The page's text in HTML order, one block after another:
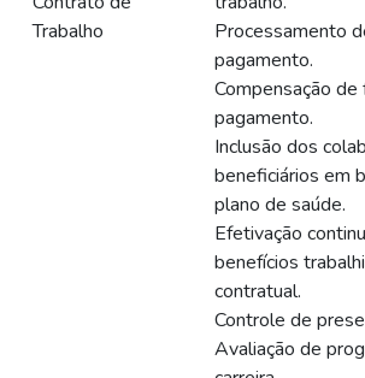
Trabalho
Processamento
pagamento.
Compensação de
pagamento.
Inclusão dos
beneficiários em
plano de saúde.
Efetivação
benefícios
contratual.
Controle de
Avaliação de